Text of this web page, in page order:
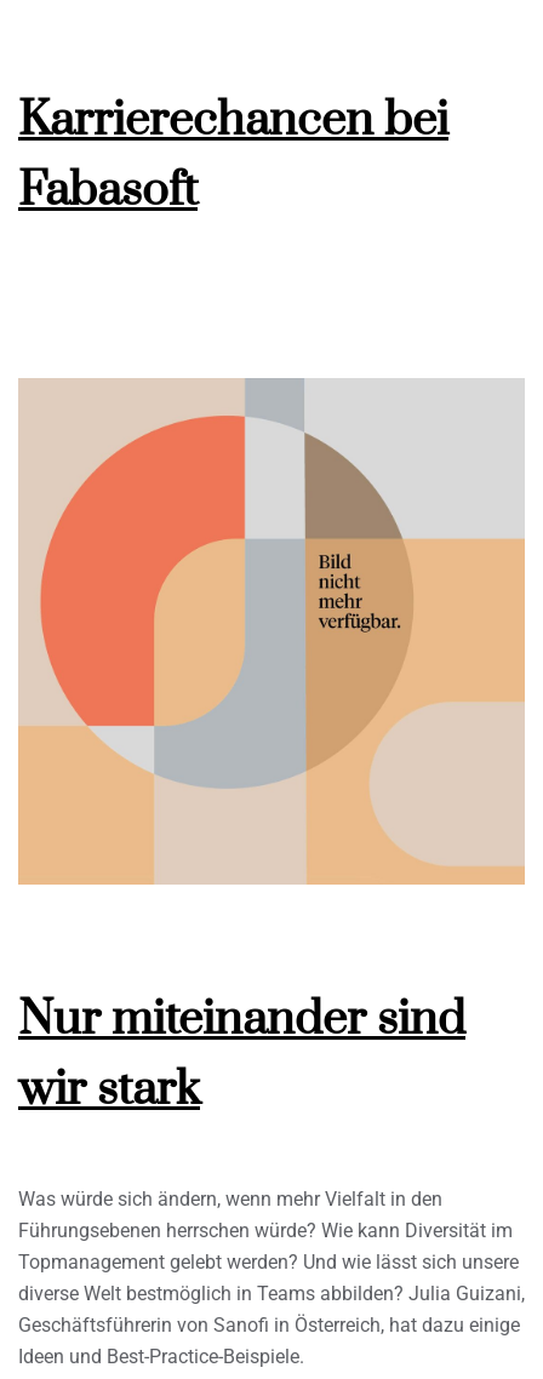
Karrierechancen bei
Fabasoft
Nur miteinander sind
wir stark
Was würde sich ändern, wenn mehr Vielfalt in den
Führungsebenen herrschen würde? Wie kann Diversität im
Topmanagement gelebt werden? Und wie lässt sich unsere
diverse Welt bestmöglich in Teams abbilden? Julia Guizani,
Geschäftsführerin von Sanofi in Österreich, hat dazu einige
Ideen und Best-Practice-Beispiele.